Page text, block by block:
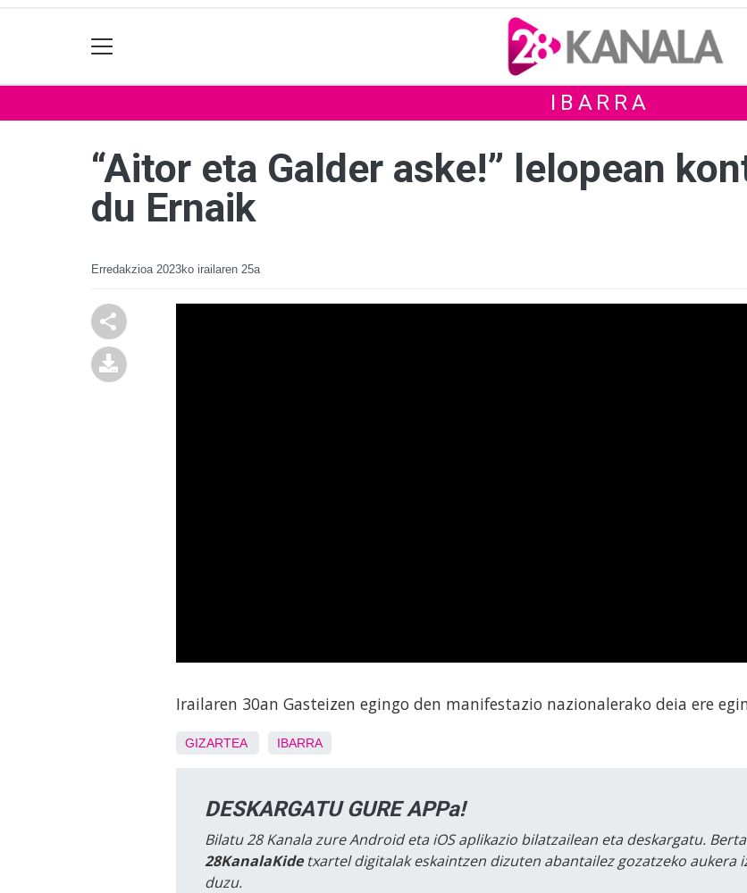
IBARRA
“Aitor eta Galder aske!” lelopean
du Ernaik
Erredakzioa 2023ko irailaren 25a
Irailaren 30an Gasteizen egingo den manifestazio nazionalerako deia ere
GIZARTEA IBARRA
DESKARGATU GURE APPa!
Bilatu 28 Kanala zure Android eta iOS aplikazio bilatzailean eta deskargatu.
28KanalaKidetxartel digitalak eskaintzen dizuten abantailez gozatzeko aukera
duzu.